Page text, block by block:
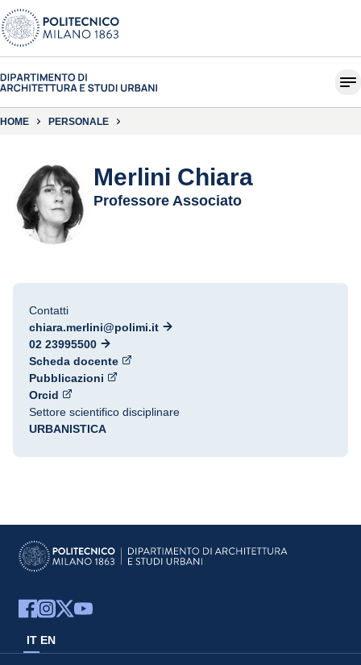
HOME PERSONALE
Merlini Chiara
Professore Associato
Contatti
chiara.merlini@polimi.it
02 23995500
Scheda docente
Pubblicazioni
Orcid
Settore scientifico disciplinare
URBANISTICA
IT EN